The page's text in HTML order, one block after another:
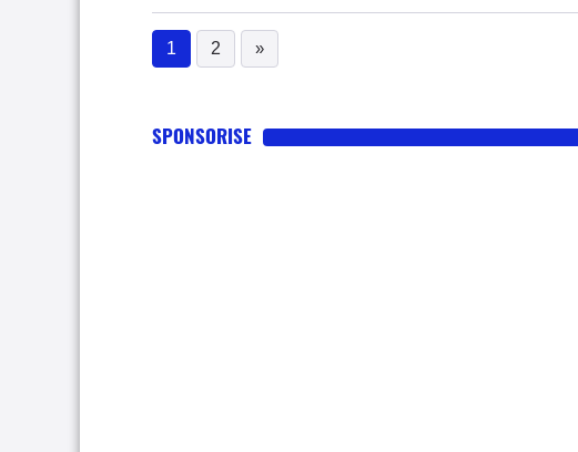
1
(current)
2 »
SPONSORISE